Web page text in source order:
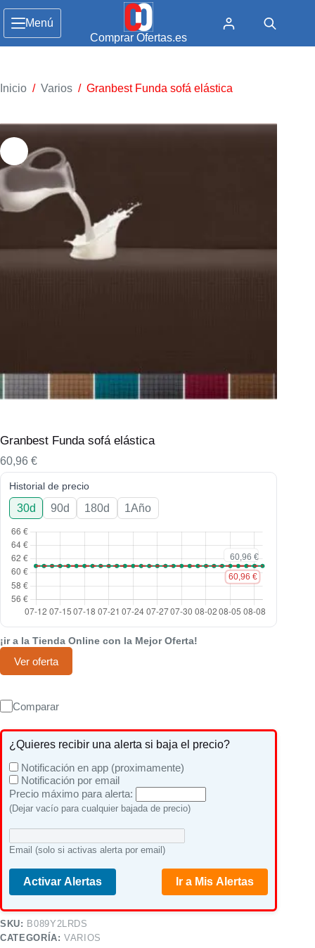
Menú
Comprar Ofertas.es
Inicio / Varios / Granbest Funda sofá elástica
Granbest Funda sofá elástica
60,96 €
Historial de precio
30d 90d 180d 1Año
¡ir a la Tienda Online con la Mejor Oferta!
Ver oferta
Comparar
¿Quieres recibir una alerta si baja el precio?
Notificación en app (proximamente)
Notificación por email
Precio máximo para alerta:
(Dejar vacío para cualquier bajada de precio)
Email (solo si activas alerta por email)
Activar Alertas Ir a Mis Alertas
SKU: B089Y2LRDS
CATEGORÍA:VARIOS